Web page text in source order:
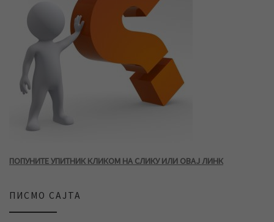
ПОПУНИТЕ УПИТНИК КЛИКОМ НА СЛИКУ ИЛИ ОВАЈ ЛИНК
ПИСМО САЈТА